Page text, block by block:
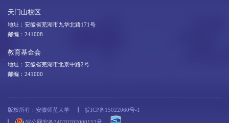
天门山校区
地址：安徽省芜湖市九华北路171号
邮编：241008
教育基金会
地址：安徽省芜湖市北京中路2号
邮编：241000
版权所有：安徽师范大学 皖ICP备15022060号-1